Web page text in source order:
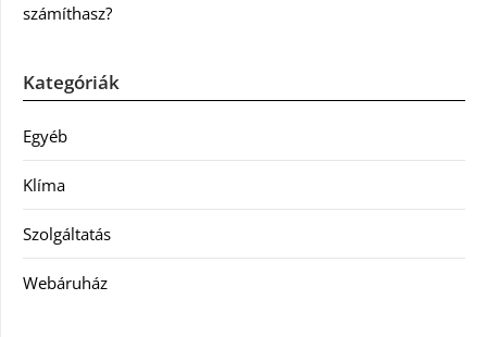
számíthasz?
Kategóriák
Egyéb
Klíma
Szolgáltatás
Webáruház